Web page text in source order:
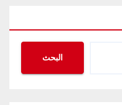
البحث